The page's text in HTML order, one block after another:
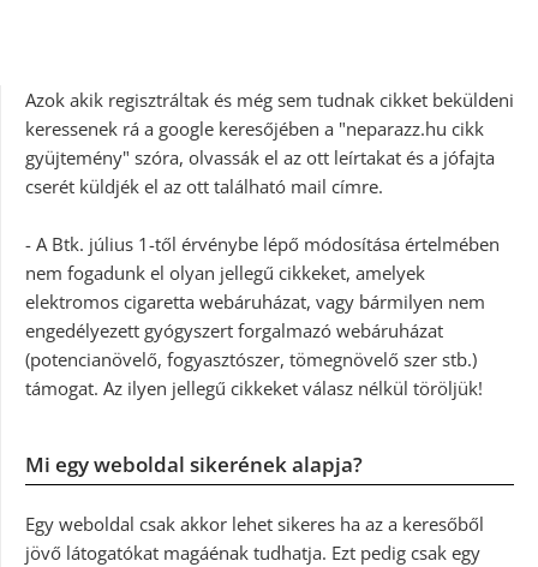
Azok akik regisztráltak és még sem tudnak cikket beküldeni
keressenek rá a google keresőjében a "neparazz.hu cikk
gyüjtemény" szóra, olvassák el az ott leírtakat és a jófajta
cserét küldjék el az ott található mail címre.
- A Btk. július 1-től érvénybe lépő módosítása értelmében
nem fogadunk el olyan jellegű cikkeket, amelyek
elektromos cigaretta webáruházat, vagy bármilyen nem
engedélyezett gyógyszert forgalmazó webáruházat
(potencianövelő, fogyasztószer, tömegnövelő szer stb.)
támogat. Az ilyen jellegű cikkeket válasz nélkül töröljük!
Mi egy weboldal sikerének alapja?
Egy weboldal csak akkor lehet sikeres ha az a keresőből
jövő látogatókat magáénak tudhatja. Ezt pedig csak egy